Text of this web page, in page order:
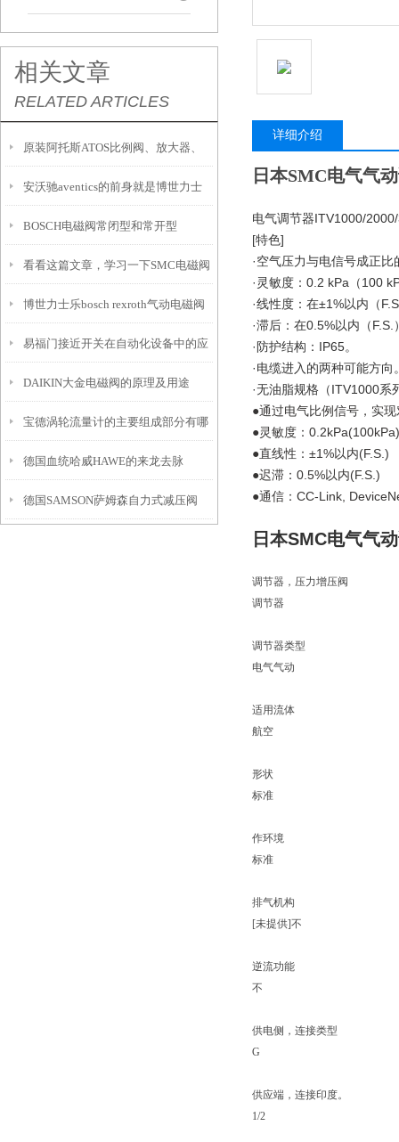
相关文章
RELATED ARTICLES
原装阿托斯ATOS比例阀、放大器、
电磁阀、线圈现货直供
安沃驰aventics的前身就是博世力士
乐气动
BOSCH电磁阀常闭型和常开型
看看这篇文章，学习一下SMC电磁阀
的使用
博世力士乐bosch rexroth气动电磁阀
大全型号
易福门接近开关在自动化设备中的应
用
DAIKIN大金电磁阀的原理及用途
宝德涡轮流量计的主要组成部分有哪
些？
德国血统哈威HAWE的来龙去脉
德国SAMSON萨姆森自力式减压阀
详细介绍
日本SMC电气气
电气调节器ITV1000/
[特色]
·空气压力与电信号成正
·灵敏度：0.2 kPa（100
·线性度：在±1%以内（
·滞后：在0.5%以内（F.S.
·防护结构：IP65。
·电缆进入的两种可能方向
·无油脂规格（ITV1000系
●通过电气比例信号，实
●灵敏度：0.2kPa(100kPa)
●直线性：±1%以内(F.S.)
●迟滞：0.5%以内(F.S.)
●通信：CC-Link,
日本SMC电气气
调节器，压力增压阀
调节器
调节器类型
电气气动
适用流体
航空
形状
标准
作环境
标准
排气机构
[未提供]不
逆流功能
不
供电侧，连接类型
G
供应端，连接印度。
1/2